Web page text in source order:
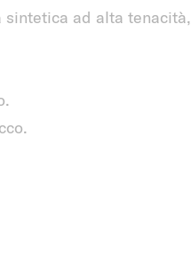
sintetica ad alta tenacità,